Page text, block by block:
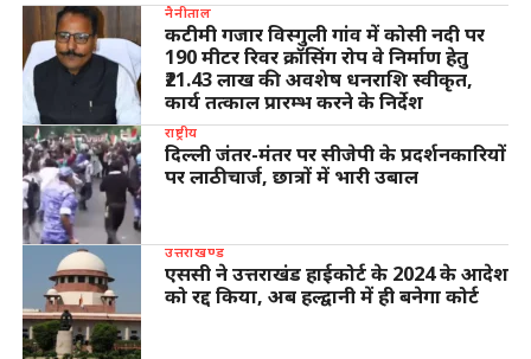
नैनीताल
कटीमी गजार विस्गुली गांव में कोसी नदी पर
190 मीटर रिवर क्रॉसिंग रोप वे निर्माण हेतु
₹21.43 लाख की अवशेष धनराशि स्वीकृत,
कार्य तत्काल प्रारम्भ करने के निर्देश
राष्ट्रीय
दिल्ली जंतर-मंतर पर सीजेपी के प्रदर्शनकारियों
पर लाठीचार्ज, छात्रों में भारी उबाल
उत्तराखण्ड
एससी ने उत्तराखंड हाईकोर्ट के 2024 के आदेश
को रद्द किया, अब हल्द्वानी में ही बनेगा कोर्ट